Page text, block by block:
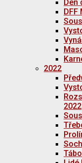
Den
DFF
2022
2022